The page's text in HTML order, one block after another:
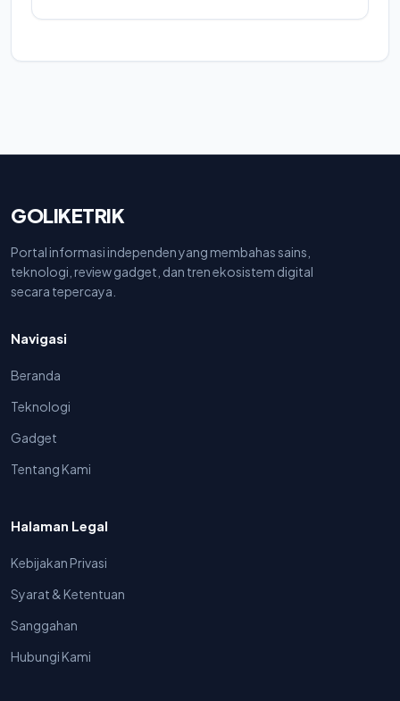
GOLIKETRIK
Portal informasi independen yang membahas sains,
teknologi, review gadget, dan tren ekosistem digital
secara tepercaya.
Navigasi
Beranda
Teknologi
Gadget
Tentang Kami
Halaman Legal
Kebijakan Privasi
Syarat & Ketentuan
Sanggahan
Hubungi Kami